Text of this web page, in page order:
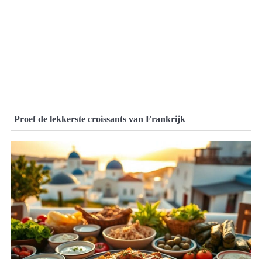
Proef de lekkerste croissants van Frankrijk